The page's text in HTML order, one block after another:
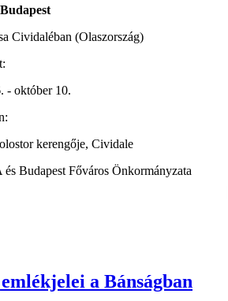
Cividaléban (Olaszország)
- október 10.
kerengője, Cividale
Budapest Főváros Önkormányzata
a Bánságban